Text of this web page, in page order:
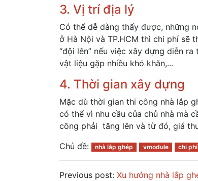
3. Vị trí địa lý
Có thể dễ dàng thấy được, những
ở Hà Nội và TP.HCM thì chi phí sẽ
“đội lên” nếu việc xây dựng diễn
vật liệu gặp nhiều khó khăn,...
4. Thời gian xây dựng
Mặc dù thời gian thi công nhà lắp
có thể vì nhu cầu của chủ nhà mà
công phải tăng lên và từ đó, giá
Chủ đề:
nhà lắp ghép vmodule chi
Previous post: Xu hướng nhà lắp